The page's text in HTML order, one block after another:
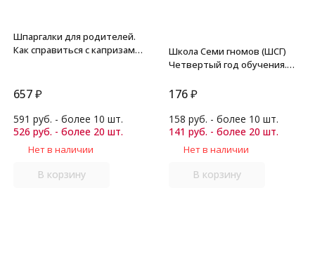
Шпаргалки для родителей.
Как справиться с капризами.
657₽
591 руб. - более 10 шт.
526 руб. - более 20 шт.
Нет в наличии
В корзину
Школа Семи гномов (ШСГ)
Четвертый год обучения.
Денисова.
176₽
158 руб. - более 10 шт.
141 руб. - более 20 шт.
Нет в наличии
В корзину